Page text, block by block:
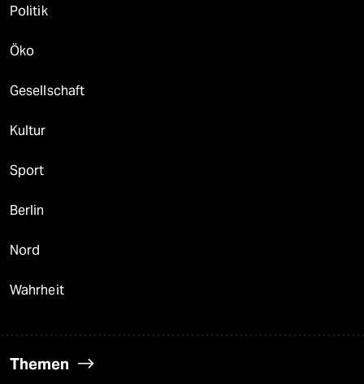
Politik
Öko
Gesellschaft
Kultur
Sport
Berlin
Nord
Wahrheit
Themen